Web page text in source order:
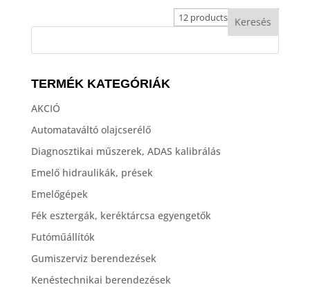
TERMÉK KATEGÓRIÁK
AKCIÓ
Automataváltó olajcserélő
Diagnosztikai műszerek, ADAS kalibrálás
Emelő hidraulikák, prések
Emelőgépek
Fék esztergák, keréktárcsa egyengetők
Futóműállítók
Gumiszerviz berendezések
Kenéstechnikai berendezések